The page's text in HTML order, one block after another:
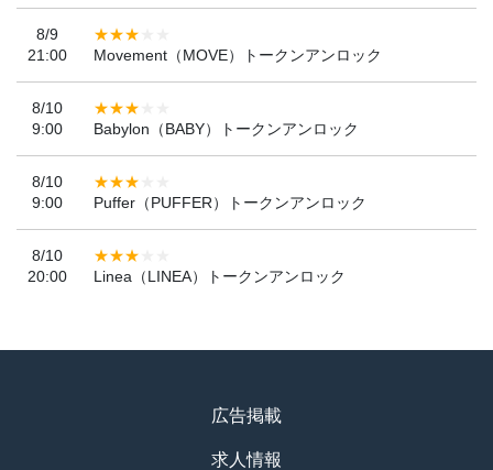
8/9
21:00
Movement（MOVE）トークンアンロック
8/10
9:00
Babylon（BABY）トークンアンロック
8/10
9:00
Puffer（PUFFER）トークンアンロック
8/10
20:00
Linea（LINEA）トークンアンロック
広告掲載
求人情報